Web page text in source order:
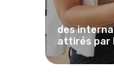
des
attirés par